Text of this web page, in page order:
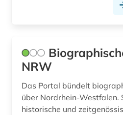
muße (1)
münster (1)
NRW
Das Portal bündelt
über Nordrhein-Westfalen.
historische und